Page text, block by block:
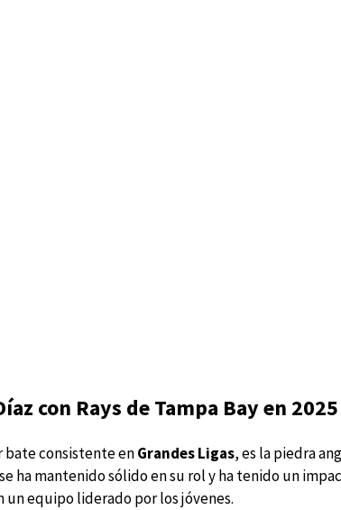
con Rays de Tampa Bay en 2025
bate consistente enGrandes Ligas, es la piedra
ha mantenido sólido en su rol y ha tenido un
un equipo liderado por los jóvenes.